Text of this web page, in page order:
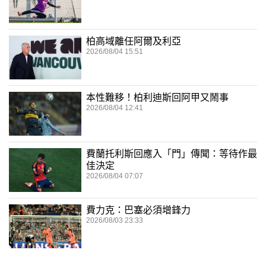
柏高域離任阿爾及利亞
2026/08/04 15:51
本性難移！柏利迪斯回阿甲又鬧事
2026/08/04 12:41
費蘭托利斯回應入「門」傳聞：等待作最
佳決定
2026/08/04 07:07
費力克：巴塞必須增鋒力
2026/08/03 23:33